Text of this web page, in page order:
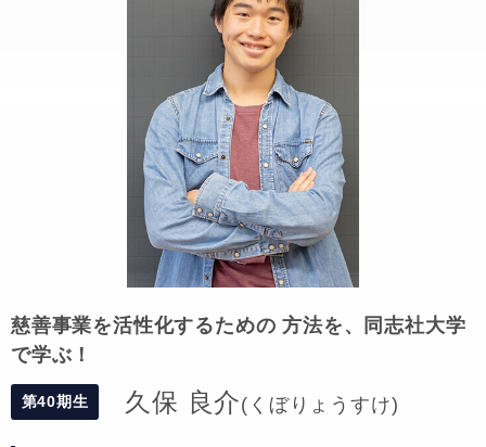
慈善事業を活性化するための 方法を、同志社大学
で学ぶ！
第40期生 久保 良介(くぼりょうすけ)